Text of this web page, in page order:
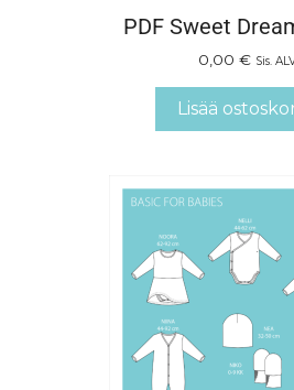
PDF Sweet
0,00 € Sis.
Lisää